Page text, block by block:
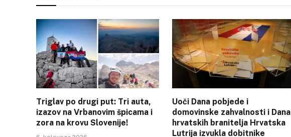
Triglav po drugi put: Tri auta,
izazov na Vrbanovim špicama i
zora na krovu Slovenije!
Uoči Dana pobjede i
domovinske zahvalnosti i Dana
hrvatskih branitelja Hrvatska
Lutrija izvukla dobitnike